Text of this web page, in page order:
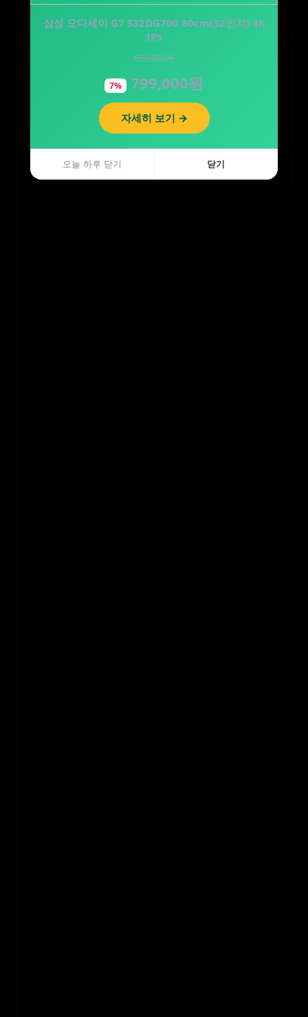
닥터블랭크 저자극 올인원 강아지 샴푸 새끼강아
지 보습 목욕 베이비파우…
16,900원
12% 14,900원
자세히 보기 →
오늘 하루 닫기 닫기
삼성 오디세이 G7 S32DG700 80cm(32인치) 4K
IPS
859,000원
7% 799,000원
자세히 보기 →
오늘 하루 닫기 닫기